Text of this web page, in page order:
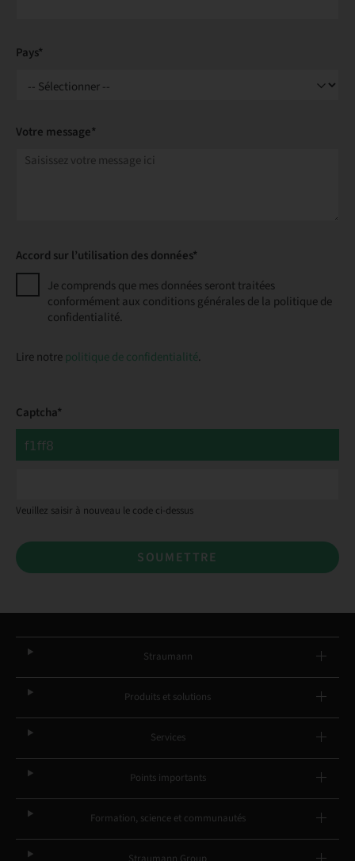
Pays*
Votre message*
Accord sur l’utilisation des données*
Je comprends que mes données seront traitées
conformément aux conditions générales de la politique de
confidentialité.
Lire notrepolitique de confidentialité.
Captcha*
Veuillez saisir à nouveau le code ci-dessus
SOUMETTRE
Straumann
Produits et solutions
Services
Points importants
Formation, science et communautés